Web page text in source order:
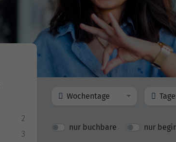
2
3
Wochentage
nur buchbare nur